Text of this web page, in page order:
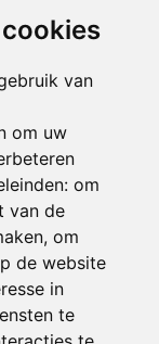
van
om uw
om
van de
, om
de website
in
te
of